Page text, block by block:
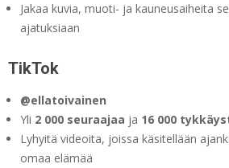
Jakaa kuvia, muoti- ja kauneusaiheita
ajatuksiaan
TikTok
@ellatoivainen
Yli 2 000 seuraajaa ja 16 000
Lyhyitä videoita, joissa käsitellään
omaa elämää